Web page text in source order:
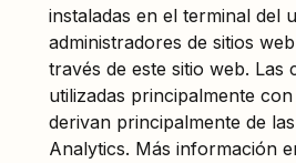
instaladas en el terminal del
administradores de sitios
través de este sitio web. Las
utilizadas principalmente
derivan principalmente de
Analytics. Más información